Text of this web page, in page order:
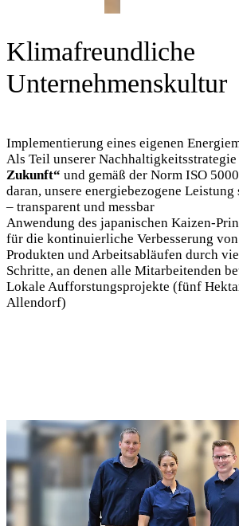
Klimafreundliche
Unternehmenskultur
Implementierung eines eigenen
Als Teil unserer Nachhaltigkeitsstrategie
Zukunft“ und gemäß der Norm ISO
daran, unsere energiebezogene
– transparent und messbar
Anwendung des japanischen Kaizen-
für die kontinuierliche Verbesserung von
Produkten und Arbeitsabläufen durch
Schritte, an denen alle Mitarbeitenden
Lokale Aufforstungsprojekte (fünf
Allendorf)